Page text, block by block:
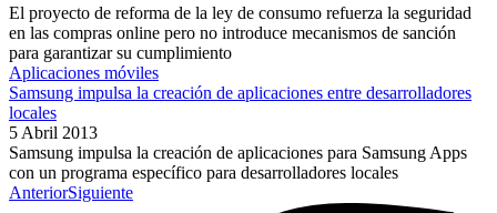
El proyecto de reforma de la ley de consumo refuerza la seguridad
en las compras online pero no introduce mecanismos de sanción
para garantizar su cumplimiento
Aplicaciones móviles
Samsung impulsa la creación de aplicaciones entre desarrolladores
locales
5 Abril 2013
Samsung impulsa la creación de aplicaciones para Samsung Apps
con un programa específico para desarrolladores locales
AnteriorSiguiente